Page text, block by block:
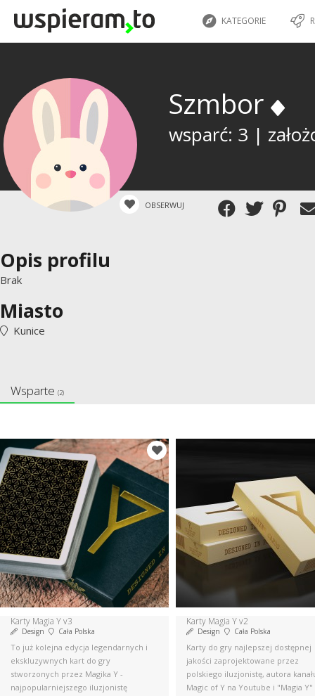
KATEGORIE
Szmbor
wsparć: 3 |
OBSERWUJ
Opis profilu
Brak
Miasto
Kunice
Wsparte (2)
Karty Magia Y v3
Design Cała Polska
To już kolejna edycja legendarnych i
ekskluzywnych kart do gry
stworzonych przez Magika Y -
najpopularniejszego iluzjonistę
Karty Magia Y v2
Design Cała Polska
Karty do gry najlepszej dostępnej
jakości zaprojektowane przez
polskiego iluzjonistę, autora
Magic of Y na Youtube i "Magia Y"